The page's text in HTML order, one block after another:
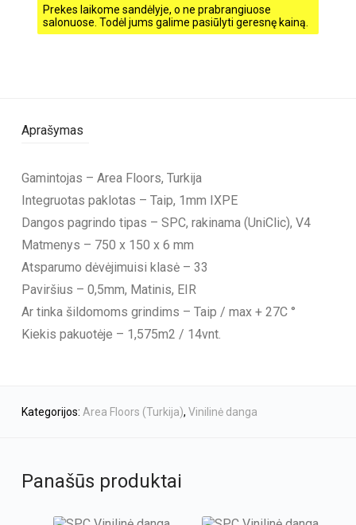
Prekes laikome sandėlyje, o ne prabrangiuose
salonuose. Todėl jums galime pasiūlyti geresnę kainą.
Aprašymas
Gamintojas – Area Floors, Turkija
Integruotas paklotas – Taip, 1mm IXPE
Dangos pagrindo tipas – SPC, rakinama (UniClic), V4
Matmenys – 750 x 150 x 6 mm
Atsparumo dėvėjimuisi klasė – 33
Paviršius – 0,5mm, Matinis, EIR
Ar tinka šildomoms grindims – Taip / max + 27C °
Kiekis pakuotėje – 1,575m2 / 14vnt.
Kategorijos: Area Floors (Turkija), Vinilinė danga
Panašūs produktai